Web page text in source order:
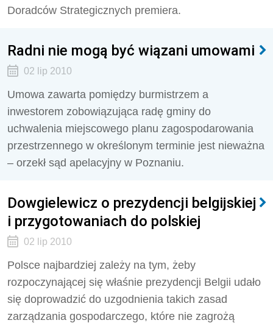
Doradców Strategicznych premiera.
Radni nie mogą być wiązani umowami
02 lip 2010
Umowa zawarta pomiędzy burmistrzem a
inwestorem zobowiązująca radę gminy do
uchwalenia miejscowego planu zagospodarowania
przestrzennego w określonym terminie jest nieważna
– orzekł sąd apelacyjny w Poznaniu.
Dowgielewicz o prezydencji belgijskiej
i przygotowaniach do polskiej
02 lip 2010
Polsce najbardziej zależy na tym, żeby
rozpoczynającej się właśnie prezydencji Belgii udało
się doprowadzić do uzgodnienia takich zasad
zarządzania gospodarczego, które nie zagrożą